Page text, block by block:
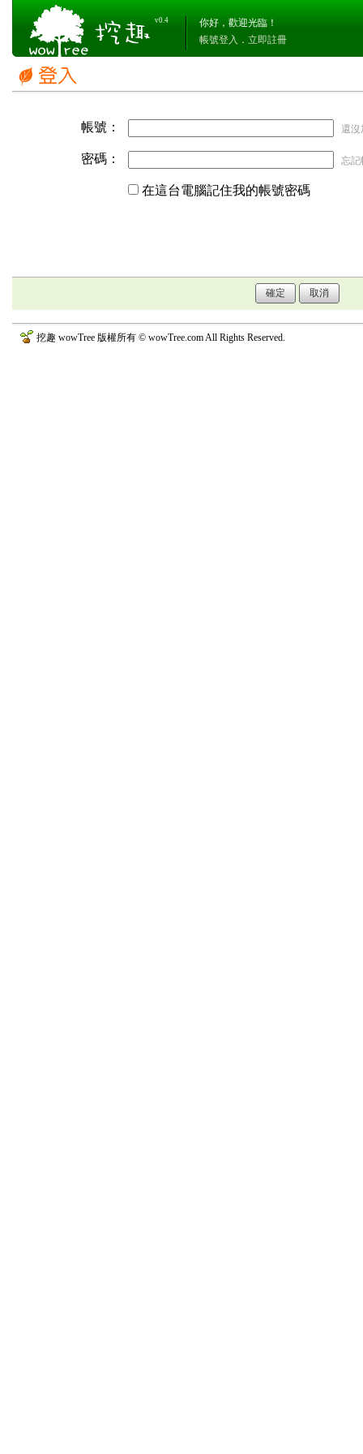
v0.4
你好，歡迎光臨！
帳號登入 ． 立即註冊
帳號： 還
密碼： 忘記
在這台電腦記住我的帳號密碼
挖趣 wowTree 版權所有 © wowTree.com All Rights Reserved.